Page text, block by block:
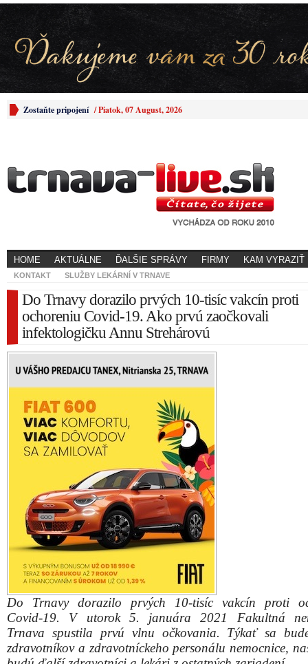
Zostaňte pripojení /Piatok, 07 August, 2026
HOME AKTUÁLNE ĎALŠIE SPRÁVY FIRMY KAM VYRAZIŤ
KONTAKT SLUŽBY LEKÁRNÍ V TRNAVE
Do Trnavy dorazilo prvých 10-tisíc vakcín proti
ochoreniu Covid-19. Ako prvú zaočkovali
infektologičku Annu Strehárovú
Do Trnavy dorazilo prvých 10-tisíc vakcín proti
Covid-19. V utorok 5. januára 2021 Fakultná
Trnava spustila prvú vlnu očkovania. Týkať sa
zdravotníkov a zdravotníckeho personálu nemocnice,
budú ďalší zdravotníci a lekári z ostatných zariadení.
Prvý zaočkovaným človekom v Trnave sa stala
nestorka slovenskej infektológie, profesorka Anna
bývalá dlhoročná prednostka infekčnej kliniky
nemocnice Trnava, držiteľka viacerých ocenení
viacerých vedeckých a odborných spoločností.
Očkovanie vykonala rovnako symbolicky jej
prednostka Kliniky infektológie FN Trnava doc.
„Pokladám za česť, že môžem byť očkovaná ako
známa ako dlhodobý zástanca očkovania, pretože
to najlepšie, čo ľudstvo vymyslelo. Je to jeden úžasný
poznatok. Bez očkovania by ľudia ďalej zomierali, a to
treťom tisícročí nemôžeme dopustiť. Takže nebojte sa,“
svoj postoj k očkovaniu profesorka Anna Strehárová.